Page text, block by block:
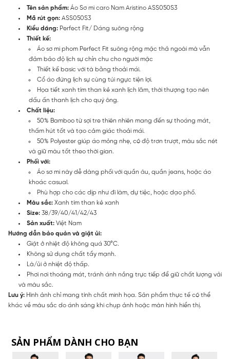
Tên sản phẩm: Áo Sơ mi caro Nam Aristino ASS050S3
Mã rút gọn: ASS050S3
Kiểu dáng: Perfect Fit/ Dáng suông rộng
Thiết kế:
Áo sơ mi phom Perfect Fit suông rộng mặc thả ngoài mà vẫn
đảm bảo độ lịch sự chỉn chu cho người mặc
Thiết kế basic với tà bằng thoải mái.
Cổ áo đứng lịch sự cùng túi ngực tiện lợi.
Họa tiết xanh tím than kẻ xanh lịch lãm, thời thượng tạo nên
dấu ấn thanh lịch cho quý ông.
Chất liệu:
50% Bamboo từ sợi tre thiên nhiên mang đến sự thoáng mát,
thấm hút tốt và tạo cảm giác thoải mái.
50% Polyester giúp áo mỏng nhẹ, có độ trơn trượt, màu sắc nét
và giữ màu tốt theo thời gian.
Phối với:
Áo sơ mi này dễ dàng phối với quần âu, quần jeans, hoặc áo
khoác casual.
Phù hợp cho các dịp như đi làm, dự tiệc, hoặc dạo phố.
Màu sắc: Xanh tím than kẻ xanh
Size: 38/39/40/41/42/43
Sản xuất: Việt Nam
Hướng dẫn bảo quản và giặt ủi:
Giặt ở nhiệt độ không quá 30°C.
Không sử dụng chất tẩy mạnh.
Là/ủi ở nhiệt độ thấp.
Phơi nơi thoáng mát, tránh ánh nắng trực tiếp để giữ chất lượng vải
và màu sắc.
Lưu ý: Hình ảnh chỉ mang tính chất minh họa. Sản phẩm thực tế có thể
khác về màu sắc do ánh sáng khi chụp ảnh hoặc màn hình hiển thị.
SẢN PHẨM DÀNH CHO BẠN